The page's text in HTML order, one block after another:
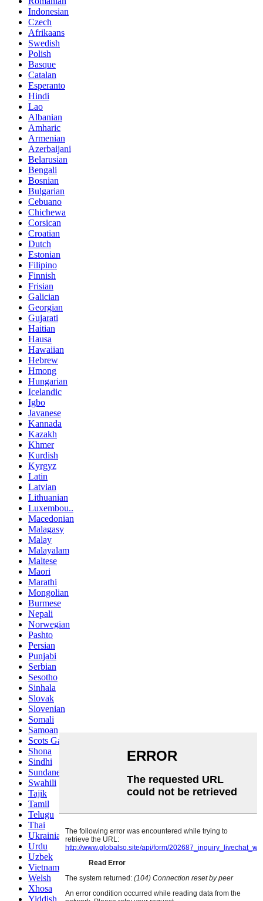
Indonesian
Czech
Afrikaans
Swedish
Polish
Basque
Catalan
Esperanto
Hindi
Lao
Albanian
Amharic
Armenian
Azerbaijani
Belarusian
Bengali
Bosnian
Bulgarian
Cebuano
Chichewa
Corsican
Croatian
Dutch
Estonian
Filipino
Finnish
Frisian
Galician
Georgian
Gujarati
Haitian
Hausa
Hawaiian
Hebrew
Hmong
Hungarian
Icelandic
Igbo
Javanese
Kannada
Kazakh
Khmer
Kurdish
Kyrgyz
Latin
Latvian
Lithuanian
Luxembou..
Macedonian
Malagasy
Malay
Malayalam
Maltese
Maori
Marathi
Mongolian
Burmese
Nepali
Norwegian
Pashto
Persian
Punjabi
Serbian
Sesotho
Sinhala
Slovak
Slovenian
Somali
Samoan
Scots Gaelic
Shona
Sindhi
Sundanese
Swahili
Tajik
Tamil
Telugu
Thai
Ukrainian
Urdu
Uzbek
Vietnamese
Welsh
Xhosa
Yiddish